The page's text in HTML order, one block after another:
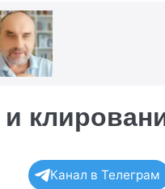
Канал в Телеграм